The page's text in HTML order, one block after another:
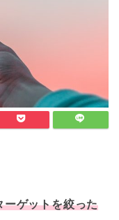
ーゲットを絞った